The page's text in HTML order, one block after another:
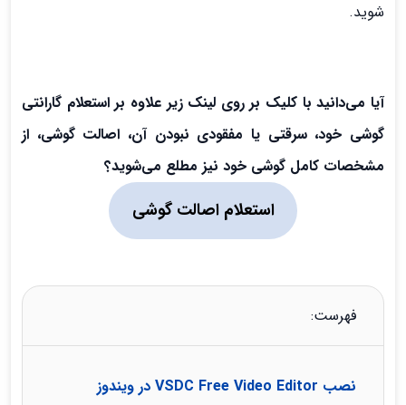
شوید.
آیا می‌دانید با کلیک بر روی لینک زیر علاوه بر استعلام گارانتی
گوشی خود، سرقتی یا مفقودی نبودن آن، اصالت گوشی، از
مشخصات کامل گوشی خود نیز مطلع می‌شوید؟
استعلام اصالت گوشی
فهرست:
نصب VSDC Free Video Editor در ویندوز